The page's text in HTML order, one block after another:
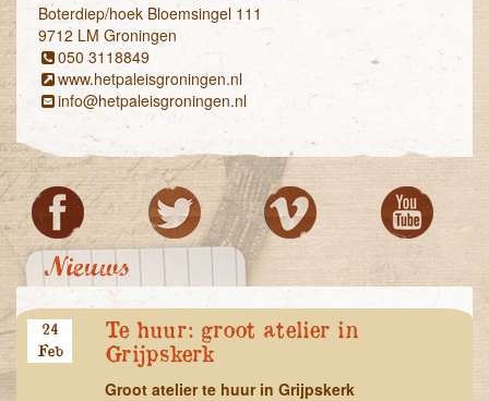
Boterdiep/hoek Bloemsingel 111
9712 LM Groningen
050 3118849
www.hetpaleisgroningen.nl
info@hetpaleisgroningen.nl
Nieuws
24
Feb
Te huur: groot atelier in
Grijpskerk
Groot atelier te huur in Grijpskerk